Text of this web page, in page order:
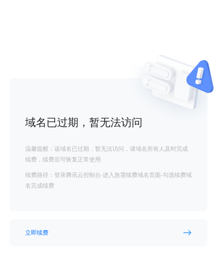
域名已过期，暂无法访问
温馨提醒：该域名已过期，暂无法访问，请域名所有人及时完成
续费，续费后可恢复正常使用
续费路径：登录腾讯云控制台-进入急需续费域名页面-勾选续费域
名完成续费
立即续费